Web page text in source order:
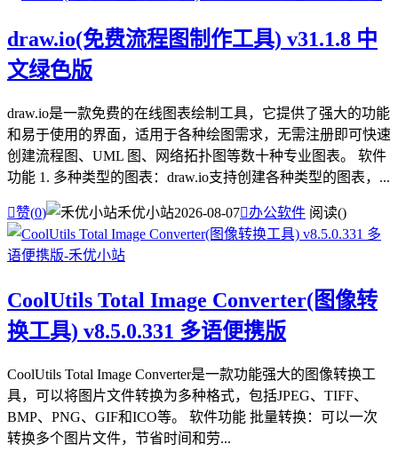
draw.io(免费流程图制作工具) v31.1.8 中
文绿色版
draw.io是一款免费的在线图表绘制工具，它提供了强大的功能
和易于使用的界面，适用于各种绘图需求，无需注册即可快速
创建流程图、UML 图、网络拓扑图等数十种专业图表。 软件
功能 1. 多种类型的图表：draw.io支持创建各种类型的图表，...
赞(0) 禾优小站2026-08-07办公软件 阅读()
CoolUtils Total Image Converter(图像转
换工具) v8.5.0.331 多语便携版
CoolUtils Total Image Converter是一款功能强大的图像转换工
具，可以将图片文件转换为多种格式，包括JPEG、TIFF、
BMP、PNG、GIF和ICO等。 软件功能 批量转换：可以一次
转换多个图片文件，节省时间和劳...